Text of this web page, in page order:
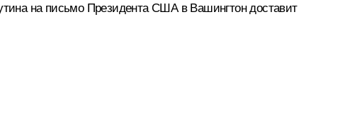
на письмо Президента США в Вашингтон доставит